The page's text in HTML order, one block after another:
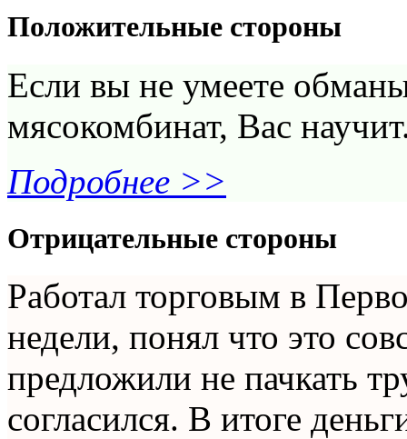
Положительные стороны
Если вы не умеете
мясокомбинат, Вас
Подробнее >>
Отрицательные стороны
Работал торговым в
недели, понял что это
предложили не пачкать
согласился. В итоге